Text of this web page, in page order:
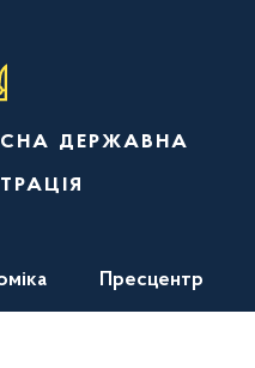
державна
Пресцентр